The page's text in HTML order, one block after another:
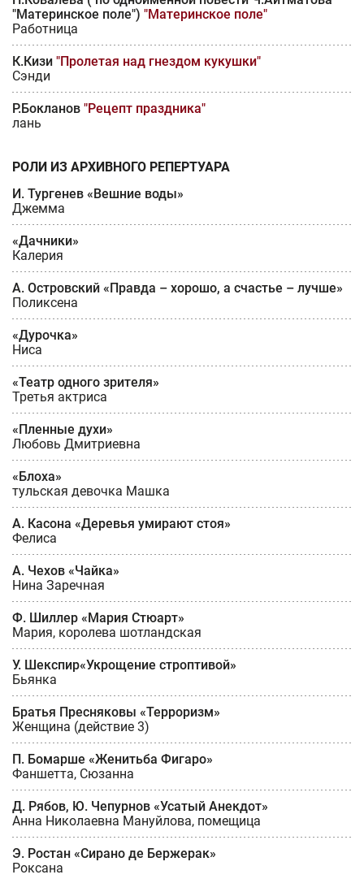
"Материнское поле") "Материнское поле"
Работница
К.Кизи "Пролетая над гнездом кукушки"
Сэнди
Р.Бокланов "Рецепт праздника"
лань
РОЛИ ИЗ АРХИВНОГО РЕПЕРТУАРА
И. Тургенев «Вешние воды»
Джемма
«Дачники»
Калерия
А. Островский «Правда – хорошо, а счастье – лучше»
Поликсена
«Дурочка»
Ниса
«Театр одного зрителя»
Третья актриса
«Пленные духи»
Любовь Дмитриевна
«Блоха»
тульская девочка Машка
А. Касона «Деревья умирают стоя»
Фелиса
А. Чехов «Чайка»
Нина Заречная
Ф. Шиллер «Мария Стюарт»
Мария, королева шотландская
У. Шекспир«Укрощение строптивой»
Бьянка
Братья Пресняковы «Терроризм»
Женщина (действие 3)
П. Бомарше «Женитьба Фигаро»
Фаншетта, Сюзанна
Д. Рябов, Ю. Чепурнов «Усатый Анекдот»
Анна Николаевна Мануйлова, помещица
Э. Ростан «Сирано де Бержерак»
Роксана